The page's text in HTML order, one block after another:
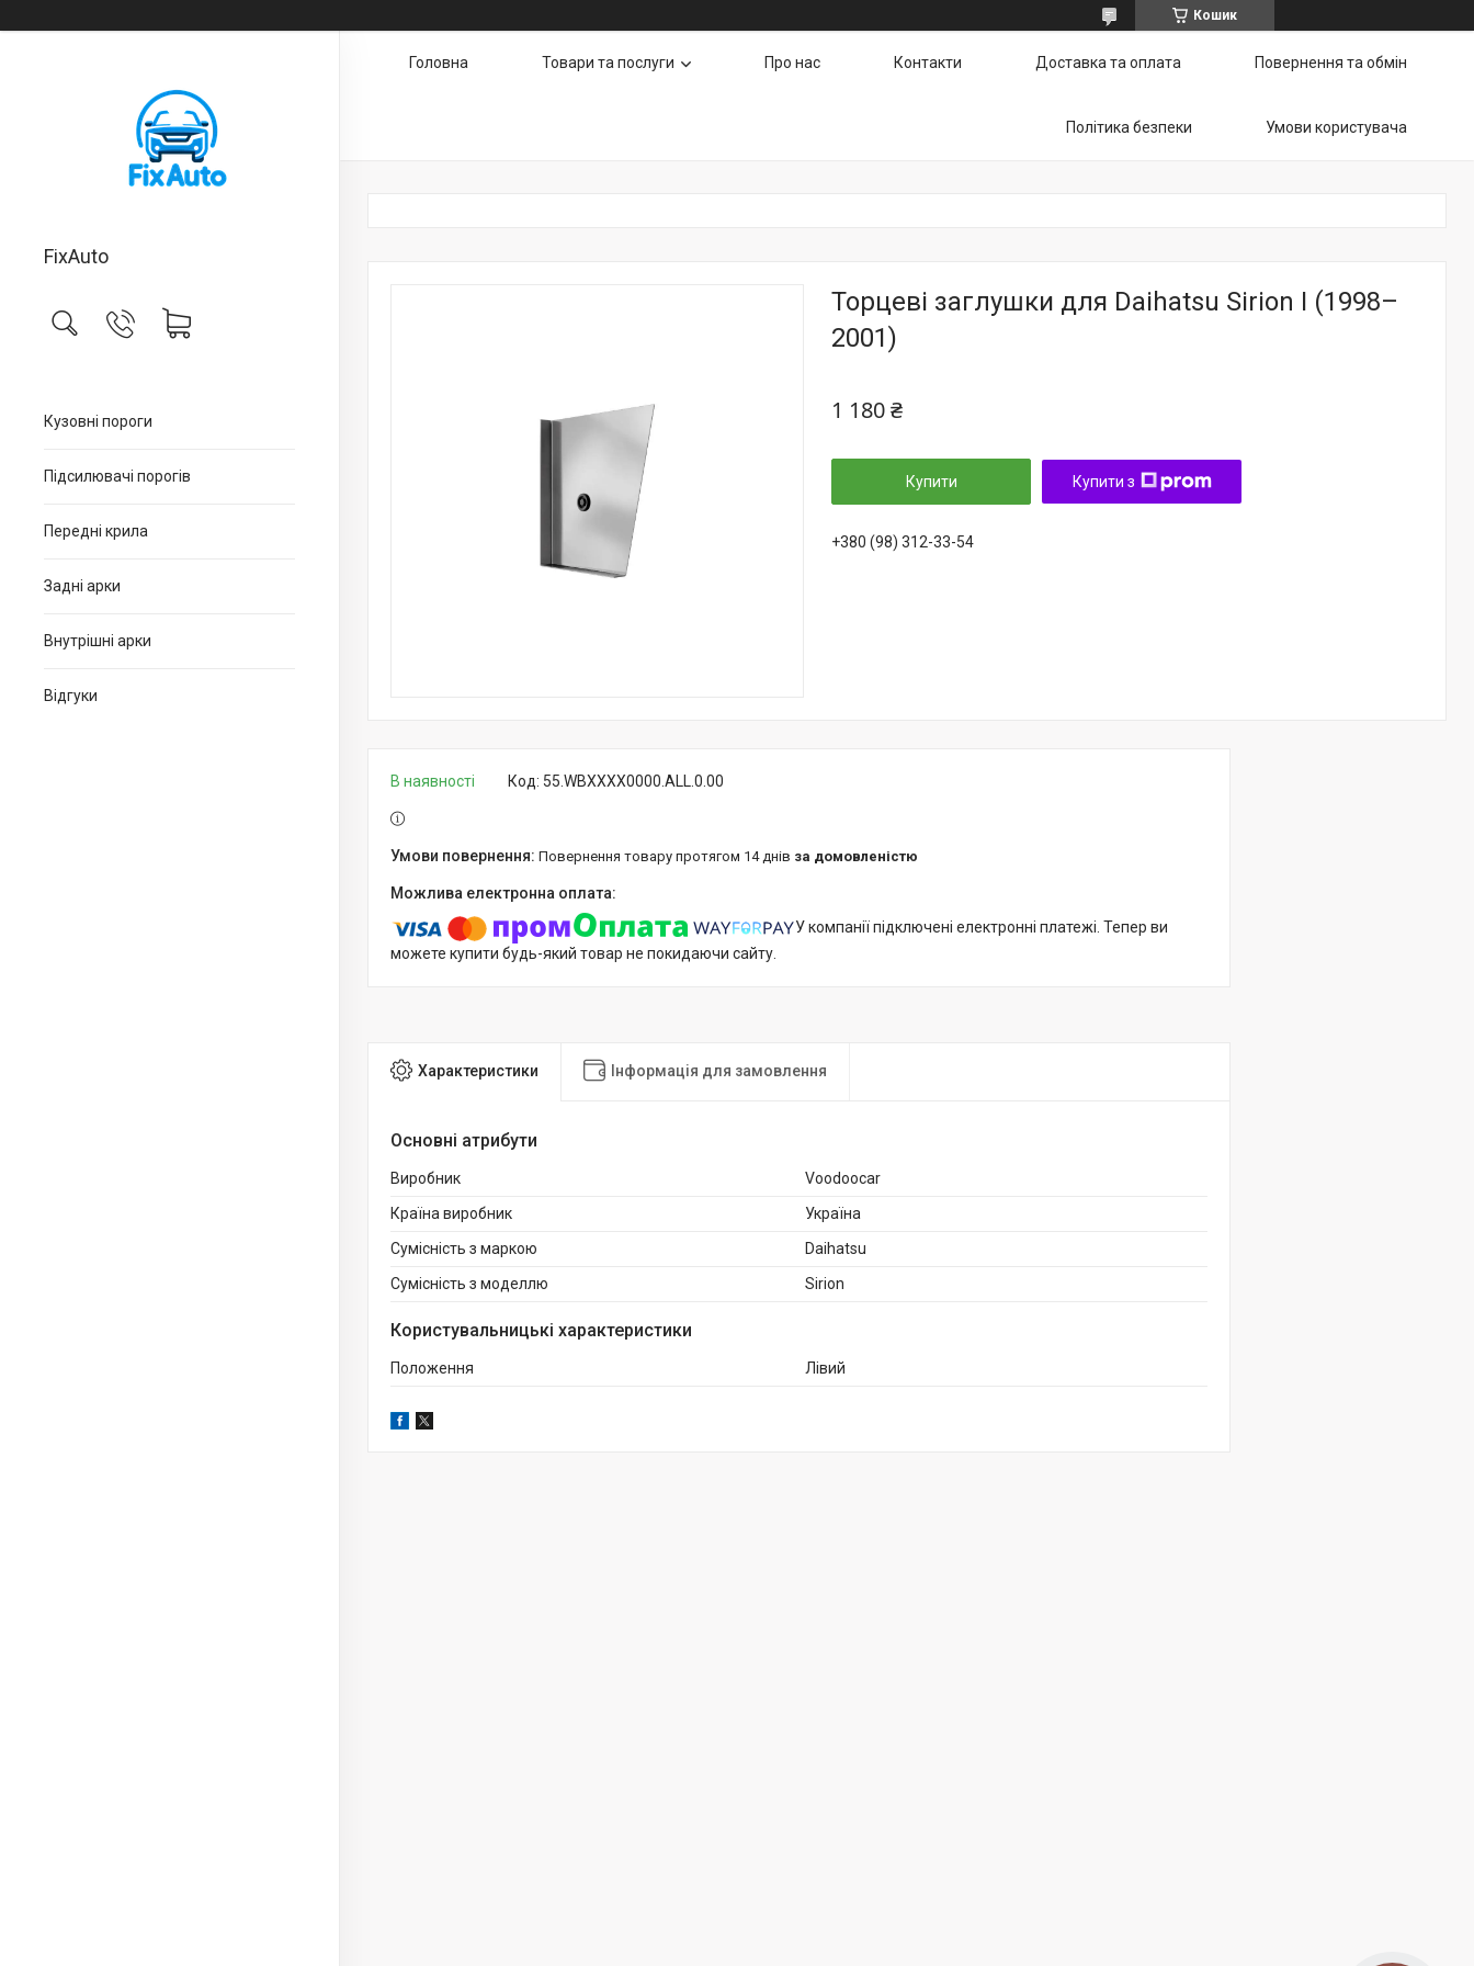
Кошик
FixAuto
Кузовні пороги
Підсилювачі порогів
Передні крила
Задні арки
Внутрішні арки
Відгуки
Головна Товари та послуги Про нас Контакти Доставка та оплата Повернення та обмін
Політика безпеки Умови користувача
Торцеві заглушки для Daihatsu Sirion I (1998–
2001)
1 180 ₴
Купити Купити з
+380 (98) 312-33-54
В наявності Код: 55.WBXXXX0000.ALL.0.00
повернення товару протягом 14 днів за домовленістю
У компанії підключені електронні платежі. Тепер ви
можете купити будь-який товар не покидаючи сайту.
Характеристики Інформація для замовлення
Основні атрибути
Виробник
Voodoocar
Країна виробник
Україна
Сумісність з маркою
Daihatsu
Сумісність з моделлю
Sirion
Користувальницькі характеристики
Положення Лівий